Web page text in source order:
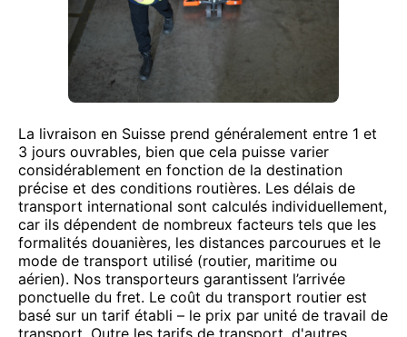
La livraison en Suisse prend généralement entre 1 et
3 jours ouvrables, bien que cela puisse varier
considérablement en fonction de la destination
précise et des conditions routières. Les délais de
transport international sont calculés individuellement,
car ils dépendent de nombreux facteurs tels que les
formalités douanières, les distances parcourues et le
mode de transport utilisé (routier, maritime ou
aérien). Nos transporteurs garantissent l’arrivée
ponctuelle du fret. Le coût du transport routier est
basé sur un tarif établi – le prix par unité de travail de
transport. Outre les tarifs de transport, d'autres